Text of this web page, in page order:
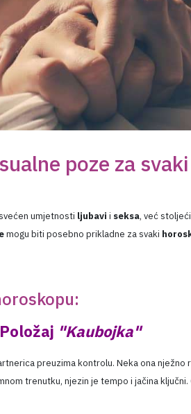
poze za
umjetnosti ljubavi i seksa, već
mogu biti posebno prikladne za svaki
Položaj "Kaubojka"
preuzima kontrolu. Neka ona nježno
trenutku, njezin je tempo i jačina